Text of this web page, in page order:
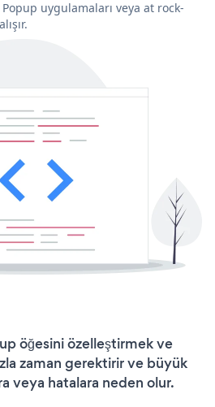
uygulamaları veya at rock-
öğesini özelleştirmek ve
zaman gerektirir ve büyük
veya hatalara neden olur.